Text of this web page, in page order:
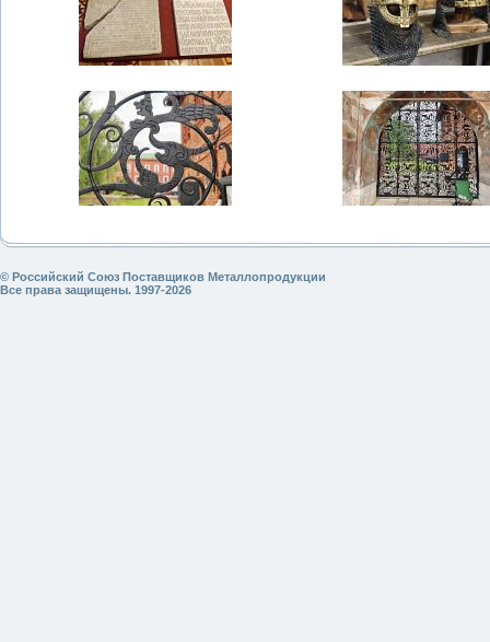
© Российский Союз Поставщиков Металлопродукции
Все права защищены. 1997-2026